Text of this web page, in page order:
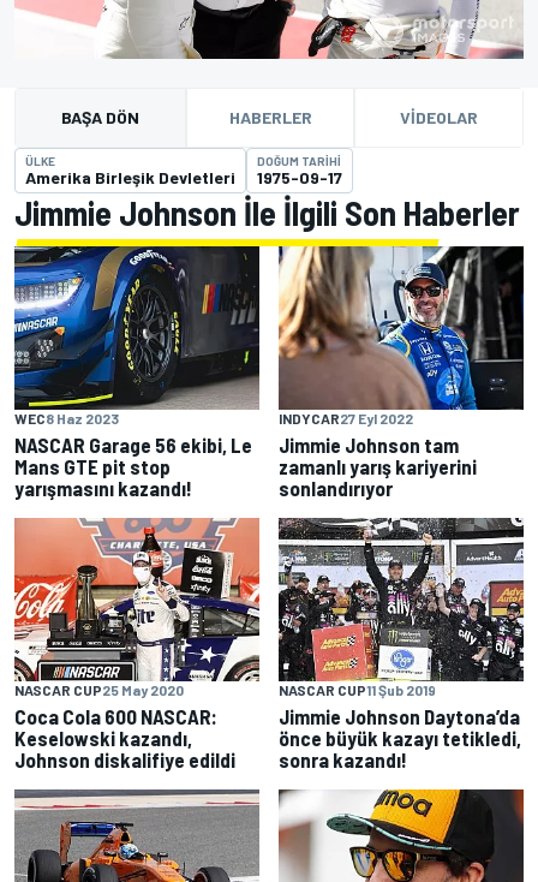
BAŞA DÖN HABERLER VIDEOLAR
ÜLKE
Amerika Birleşik Devletleri
DOĞUM TARIHI
1975-09-17
Jimmie Johnson İle İlgili Son Haberler
WEC8 Haz 2023
NASCAR Garage 56 ekibi, Le
Mans GTE pit stop
yarışmasını kazandı!
INDYCAR27 Eyl 2022
Jimmie Johnson tam
zamanlı yarış kariyerini
sonlandırıyor
NASCAR CUP25 May 2020
Coca Cola 600 NASCAR:
Keselowski kazandı,
Johnson diskalifiye edildi
NASCAR CUP11 Şub 2019
Jimmie Johnson Daytona’da
önce büyük kazayı tetikledi,
sonra kazandı!